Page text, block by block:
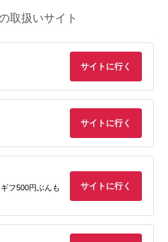
取扱いサイト
サイトに行く
サイトに行く
フ500円ぶんも
サイトに行く